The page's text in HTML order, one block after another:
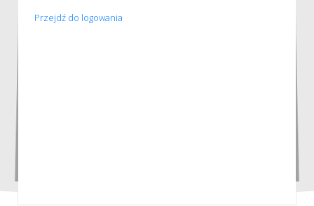
Przejdź do logowania